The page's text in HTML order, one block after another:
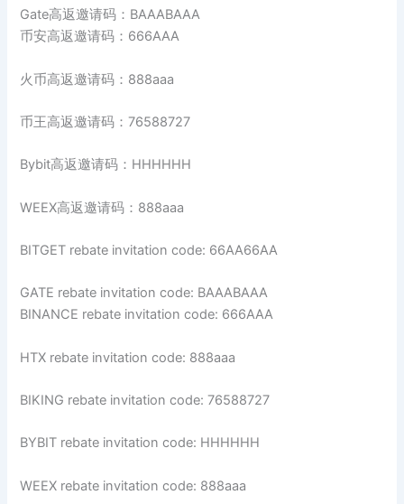
Gate高返邀请码：BAAABAAA
币安高返邀请码：666AAA
火币高返邀请码：888aaa
币王高返邀请码：76588727
Bybit高返邀请码：HHHHHH
WEEX高返邀请码：888aaa
BITGET rebate invitation code: 66AA66AA
GATE rebate invitation code: BAAABAAA
BINANCE rebate invitation code: 666AAA
HTX rebate invitation code: 888aaa
BIKING rebate invitation code: 76588727
BYBIT rebate invitation code: HHHHHH
WEEX rebate invitation code: 888aaa